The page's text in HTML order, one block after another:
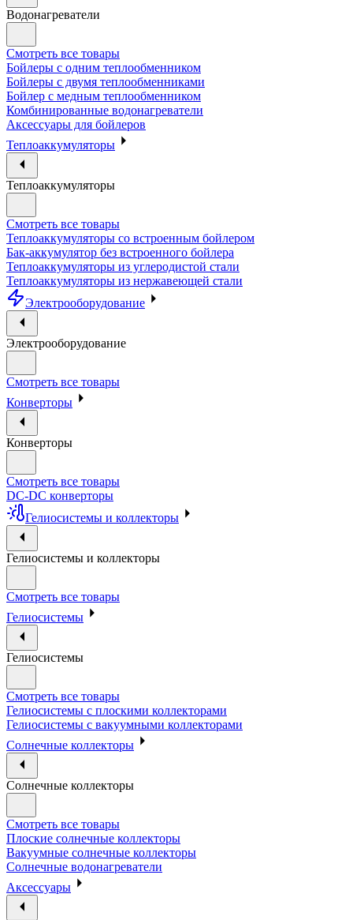
Водонагреватели
Смотреть все товары
Бойлеры с одним теплообменником
Бойлеры с двумя теплообменниками
Бойлер с медным теплообменником
Комбинированные водонагреватели
Аксессуары для бойлеров
Теплоаккумуляторы
Теплоаккумуляторы
Смотреть все товары
Теплоаккумуляторы со встроенным бойлером
Бак-аккумулятор без встроенного бойлера
Теплоаккумуляторы из углеродистой стали
Теплоаккумуляторы из нержавеющей стали
Электрооборудование
Электрооборудование
Смотреть все товары
Конверторы
Конверторы
Смотреть все товары
DC-DC конверторы
Гелиосистемы и коллекторы
Гелиосистемы и коллекторы
Смотреть все товары
Гелиосистемы
Гелиосистемы
Смотреть все товары
Гелиосистемы с плоскими коллекторами
Гелиосистемы с вакуумными коллекторами
Солнечные коллекторы
Солнечные коллекторы
Смотреть все товары
Плоские солнечные коллекторы
Вакуумные солнечные коллекторы
Солнечные водонагреватели
Аксессуары